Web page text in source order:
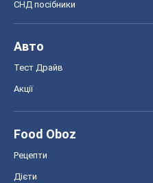
СНД посібники
Авто
Тест Драйв
Акції
Food Oboz
Рецепти
Дієти